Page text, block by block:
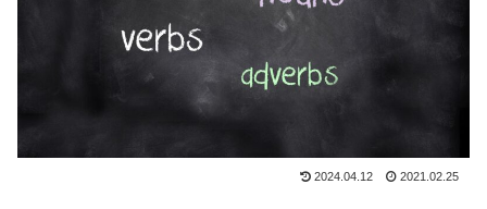
2024.04.12 2021.02.25